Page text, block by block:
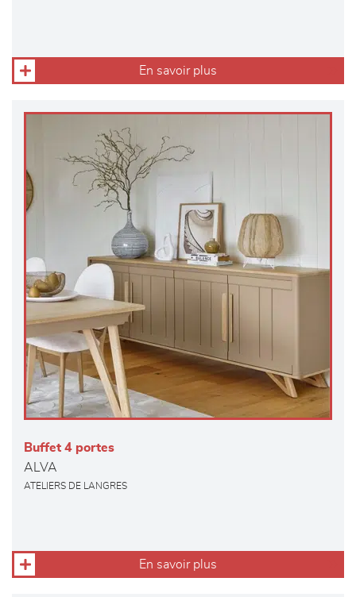
En savoir plus
Buffet 4 portes
ALVA
ATELIERS DE LANGRES
En savoir plus